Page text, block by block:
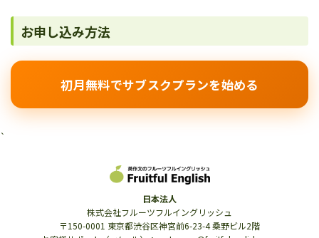
お申し込み方法
初月無料でサブスクプランを始める
`
日本法人
株式会社フルーツフルイングリッシュ
〒150-0001 東京都渋谷区神宮前6-23-4 桑野ビル2階